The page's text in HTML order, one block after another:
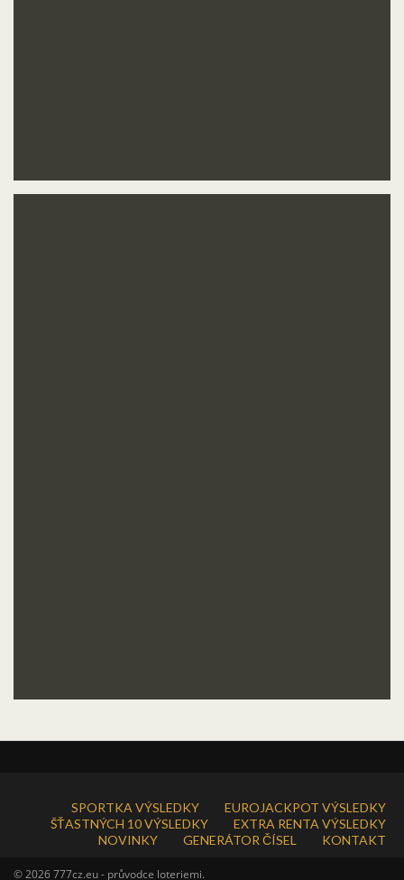
SPORTKA VÝSLEDKY
EUROJACKPOT VÝSLEDKY
ŠŤASTNÝCH 10 VÝSLEDKY
EXTRA RENTA VÝSLEDKY
NOVINKY
GENERÁTOR ČÍSEL KONTAKT
© 2026 777cz.eu - průvodce loteriemi.